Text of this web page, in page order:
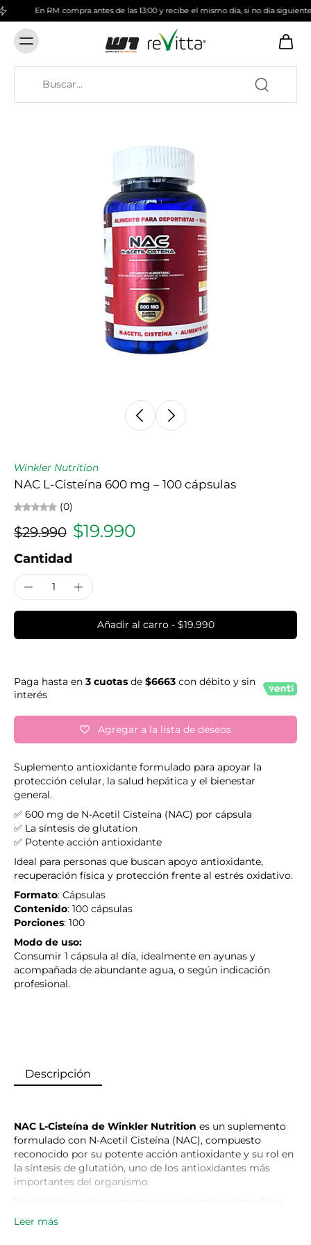
En RM compra antes de las 13:00 y recibe el mismo día, si no día siguiente
Winkler Nutrition
NAC L-Cisteína 600 mg – 100 cápsulas
(0)
$29.990 $19.990
Cantidad
Añadir al carro - $19.990
Paga hasta en 3 cuotas de $6663 con débito y sin
interés
Agregar a la lista de deseos
Suplemento antioxidante formulado para apoyar la
protección celular, la salud hepática y el bienestar
general.
✅ 600 mg de N-Acetil Cisteína (NAC) por cápsula
✅ L a síntesis de glutation
✅ Potente acción antioxidante
Ideal para personas que buscan apoyo antioxidante,
recuperación física y protección frente al estrés oxidativo.
Formato: Cápsulas
Contenido: 100 cápsulas
Porciones: 100
Modo de uso:
Consumir 1 cápsula al día, idealmente en ayunas y
acompañada de abundante agua, o según indicación
profesional.
Descripción
NAC L-Cisteína de Winkler Nutrition es un suplemento
formulado con N-Acetil Cisteína (NAC), compuesto
reconocido por su potente acción antioxidante y su rol en
la síntesis de glutatión, uno de los antioxidantes más
importantes del organismo.
frente al estrés oxidativo generado por factores como
Leer más